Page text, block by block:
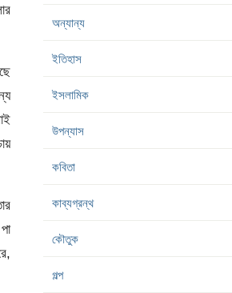
অন্যান্য
ইতিহাস
ইসলামিক
উপন্যাস
কবিতা
কাব্যগ্রন্থ
কৌতুক
গল্প